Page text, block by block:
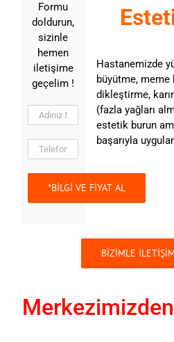
Formu
doldurun,
sizinle
hemen
iletişime
geçelim !
Hastanemizde
büyütme,
dikleştirme,
(fazla yağları
estetik burun
başarıyla
BİZİMLE